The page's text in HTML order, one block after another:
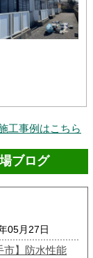
工事例はこちら
ブログ
05月27日
市】防水性能